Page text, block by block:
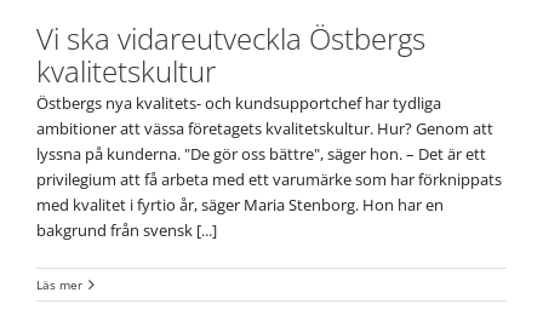
Vi ska vidareutveckla Östbergs
kvalitetskultur
Östbergs nya kvalitets- och kundsupportchef har tydliga
ambitioner att vässa företagets kvalitetskultur. Hur? Genom att
lyssna på kunderna. "De gör oss bättre", säger hon. – Det är ett
privilegium att få arbeta med ett varumärke som har förknippats
med kvalitet i fyrtio år, säger Maria Stenborg. Hon har en
bakgrund från svensk [...]
Läs mer